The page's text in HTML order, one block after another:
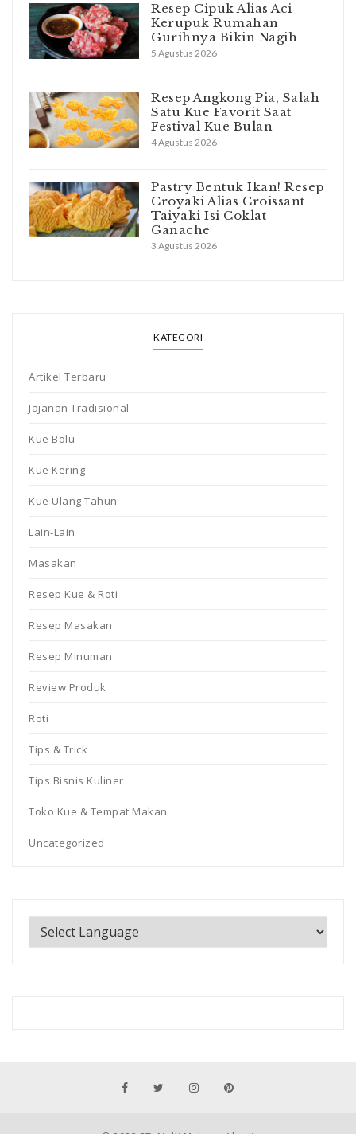
Resep Cipuk Alias Aci
Kerupuk Rumahan
Gurihnya Bikin Nagih
5 Agustus 2026
Resep Angkong Pia, Salah
Satu Kue Favorit Saat
Festival Kue Bulan
4 Agustus 2026
Pastry Bentuk Ikan! Resep
Croyaki Alias Croissant
Taiyaki Isi Coklat
Ganache
3 Agustus 2026
KATEGORI
Artikel Terbaru
Jajanan Tradisional
Kue Bolu
Kue Kering
Kue Ulang Tahun
Lain-Lain
Masakan
Resep Kue & Roti
Resep Masakan
Resep Minuman
Review Produk
Roti
Tips & Trick
Tips Bisnis Kuliner
Toko Kue & Tempat Makan
Uncategorized